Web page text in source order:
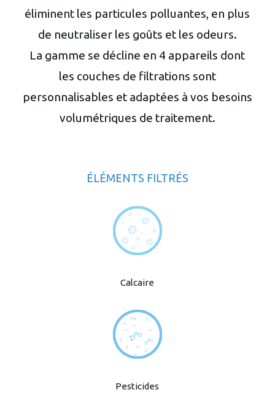
éliminent les particules polluantes, en plus
de neutraliser les goûts et les odeurs.
La gamme se décline en 4 appareils dont
les couches de filtrations sont
personnalisables et adaptées à vos besoins
volumétriques de traitement.
ÉLÉMENTS FILTRÉS
Calcaire
Pesticides